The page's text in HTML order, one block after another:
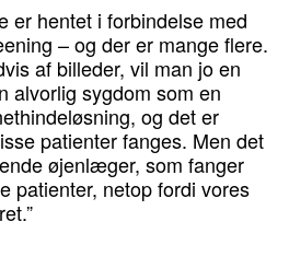
er hentet i forbindelse med
– og der er mange flere.
af billeder, vil man jo en
alvorlig sygdom som en
og det er
patienter fanges. Men det
øjenlæger, som fanger
patienter, netop fordi vores